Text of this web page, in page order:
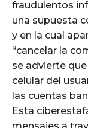
fraudulentos
una supuesta
y en la cual
“cancelar la
se advierte
celular del
las cuentas
Esta